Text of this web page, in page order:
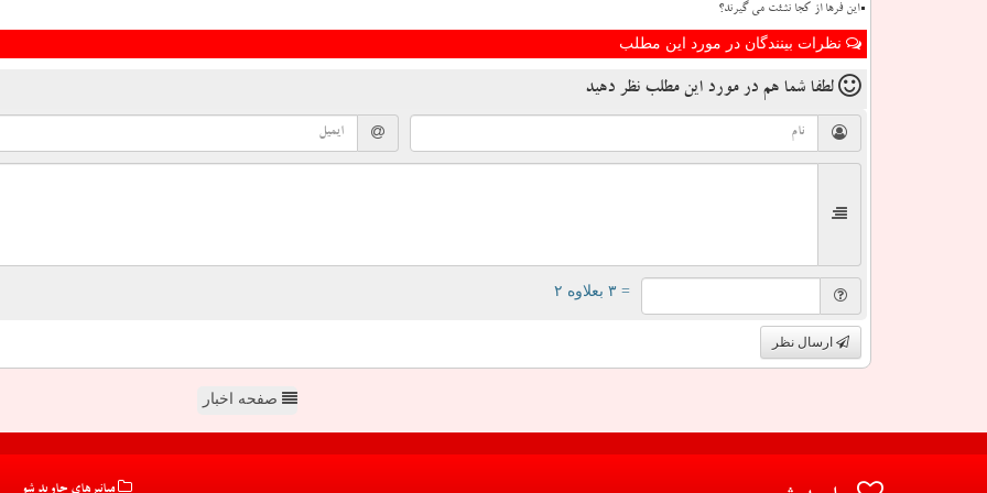
این فرها از کجا نشئت می گیرند؟
نظرات بینندگان در مورد این مطلب
لطفا شما هم در مورد این مطلب نظر دهید
= ۳ بعلاوه ۲
ارسال نظر
صفحه اخبار